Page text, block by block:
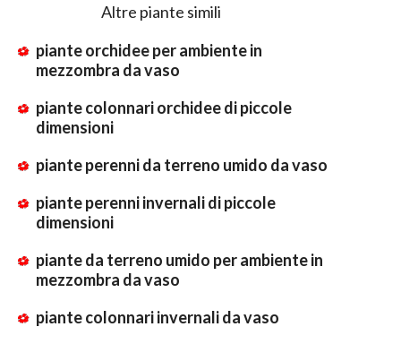
Altre piante simili
piante orchidee per ambiente in
mezzombra da vaso
piante colonnari orchidee di piccole
dimensioni
piante perenni da terreno umido da vaso
piante perenni invernali di piccole
dimensioni
piante da terreno umido per ambiente in
mezzombra da vaso
piante colonnari invernali da vaso